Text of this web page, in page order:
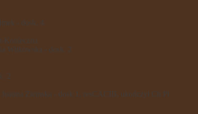
- dosk. 4
Konieczna
Witkowska - dosk. 2
2
Ziemska - dosk 1, resCACIB, ukończył Ch Pl